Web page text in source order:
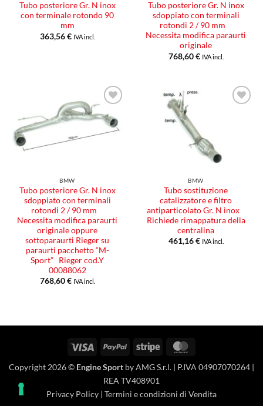
Tubo posteriore Gr. N inox
con terminale rotondo 90
mm
363,56€ IVA incl.
Tubo posteriore Gr. N inox
sdoppiato con terminali
rotondi 2 / 90 mm
Necessita modifica paraurti
originale
768,60€ IVA incl.
Aggiungi
alla lista
dei
desideri
BMW
Tubo posteriore Gr. N inox
sdoppiato con terminali
rotondi 2 / 90 mm
Necessita modifica paraurti
originale oppure
sottoparaurti Rieger su
paraurti pacchetto “M-
Sport” Rieger cod.Y
00088062
768,60€ IVA incl.
BMW
Tubo sostituzione
catalizzatore e filtro
antiparticolato Gr. N inox
Richiede rimappatura della
centralina
461,16€ IVA incl.
Visa PayPal Stripe
Copyright 2026 © Engine Sport by AMG S.r.l. | P.IVA 04907070264 |
REA TV408901
Privacy Policy | Termini e condizioni di Vendita